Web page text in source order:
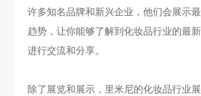
许多知名品牌和新兴企业，他们会展示
趋势，让你能够了解到化妆品行业的最
进行交流和分享。
除了展览和展示，里米尼的化妆品行业